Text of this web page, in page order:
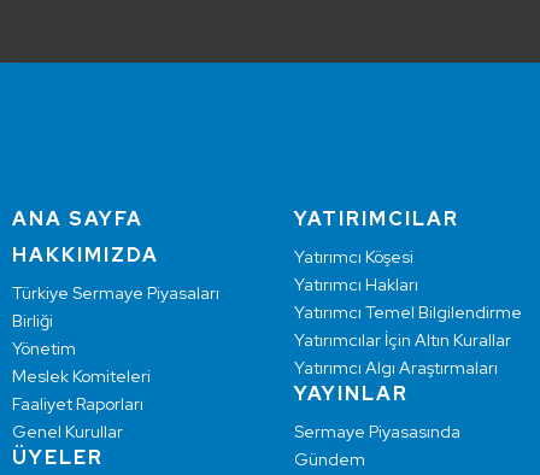
ANA SAYFA
HAKKIMIZDA
Türkiye Sermaye Piyasaları
Birliği
Yönetim
Meslek Komiteleri
Faaliyet Raporları
Genel Kurullar
ÜYELER
YATIRIMCILAR
Yatırımcı Köşesi
Yatırımcı Hakları
Yatırımcı Temel Bilgilendirme
Yatırımcılar İçin Altın Kurallar
Yatırımcı Algı Araştırmaları
YAYINLAR
Sermaye Piyasasında
Gündem